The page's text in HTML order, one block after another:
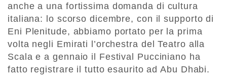
anche a una fortissima domanda di cultura
italiana: lo scorso dicembre, con il supporto di
Eni Plenitude, abbiamo portato per la prima
volta negli Emirati l’orchestra del Teatro alla
Scala e a gennaio il Festival Pucciniano ha
fatto registrare il tutto esaurito ad Abu Dhabi.